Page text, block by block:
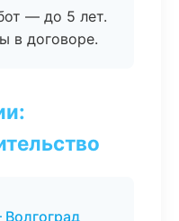
— до 5 лет.
в договоре.